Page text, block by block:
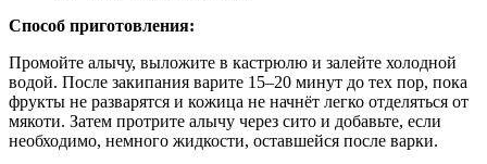
Способ приготовления:
Промойте алычу, выложите в кастрюлю и залейте холодной
водой. После закипания варите 15–20 минут до тех пор, пока
фрукты не разварятся и кожица не начнёт легко отделяться от
мякоти. Затем протрите алычу через сито и добавьте, если
необходимо, немного жидкости, оставшейся после варки.